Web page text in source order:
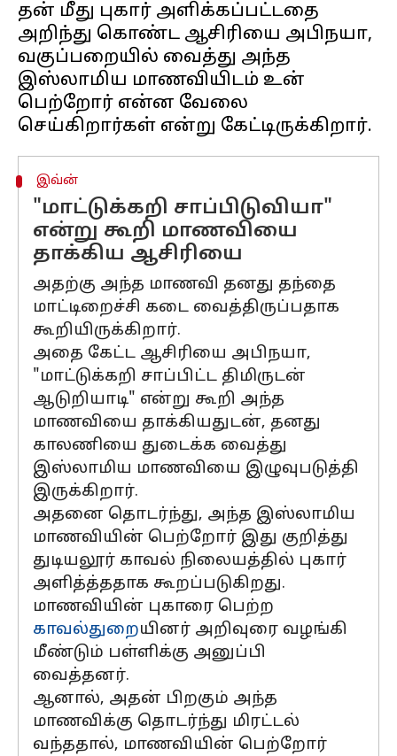
தன் மீது புகார் அளிக்கப்பட்டதை
அறிந்து கொண்ட ஆசிரியை அபிநயா,
வகுப்பறையில் வைத்து அந்த
இஸ்லாமிய மாணவியிடம் உன்
பெற்றோர் என்ன வேலை
இவ்ன்
"மாட்டுக்கறி சாப்பிடுவியா"
என்று கூறி மாணவியை
தாக்கிய ஆசிரியை
அதற்கு அந்த மாணவி தனது தந்தை
மாட்டிறைச்சி கடை வைத்திருப்பதாக
கூறியிருக்கிறார்.
அதை கேட்ட ஆசிரியை அபிநயா,
"மாட்டுக்கறி சாப்பிட்ட திமிருடன்
ஆடுறியாடி" என்று கூறி அந்த
மாணவியை தாக்கியதுடன், தனது
காலணியை துடைக்க வைத்து
இஸ்லாமிய மாணவியை இழுவுபடுத்தி
இருக்கிறார்.
அதனை தொடர்ந்து, அந்த இஸ்லாமிய
மாணவியின் பெற்றோர் இது குறித்து
துடியலூர் காவல் நிலையத்தில் புகார்
அளித்த்ததாக கூறப்படுகிறது.
மாணவியின் புகாரை பெற்ற
காவல்துறையினர் அறிவுரை வழங்கி
மீண்டும் பள்ளிக்கு அனுப்பி
வைத்தனர்.
ஆனால், அதன் பிறகும் அந்த
மாணவிக்கு தொடர்ந்து மிரட்டல்
வந்ததால், மாணவியின் பெற்றோர்